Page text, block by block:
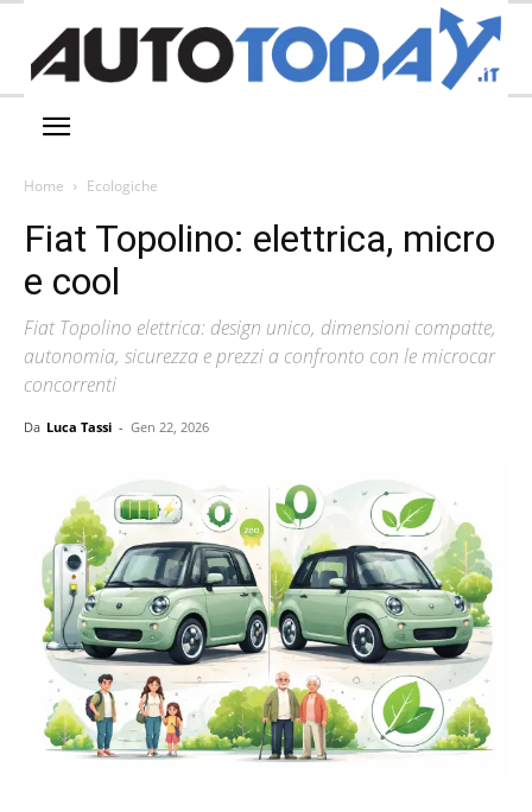
Home Ecologiche
Fiat Topolino: elettrica, micro
e cool
Fiat Topolino elettrica: design unico, dimensioni compatte,
autonomia, sicurezza e prezzi a confronto con le microcar
concorrenti
Da Luca Tassi - Gen 22, 2026